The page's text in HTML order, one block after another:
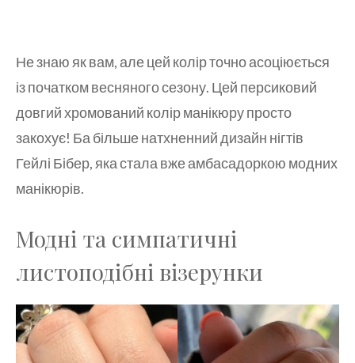
Не знаю як вам, але цей колір точно асоціюється
із початком весняного сезону. Цей персиковий
довгий хромований колір манікюру просто
закохує! Ба більше натхненний дизайн нігтів
Гейлі Бібер, яка стала вже амбасадоркою модних
манікюрів.
Модні та симпатичні
листоподібні візерунки